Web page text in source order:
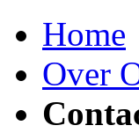
Home
Over